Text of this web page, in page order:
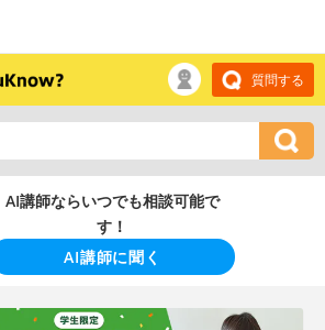
質問する
AI講師ならいつでも相談可能で
す！
AI講師に聞く